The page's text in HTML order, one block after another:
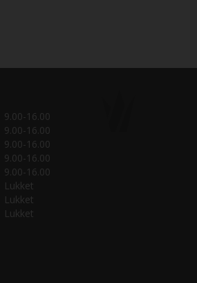
9.00-16.00
9.00-16.00
9.00-16.00
9.00-16.00
9.00-16.00
Lukket
Lukket
Lukket